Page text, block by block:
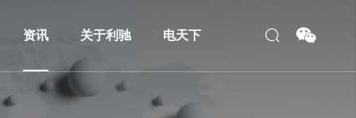
资讯 关于利驰 电天下